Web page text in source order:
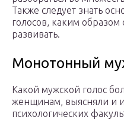
Также следует знать
голосов, каким
развивать.
Монотонный
Какой мужской голос
женщинам, выясняли и
психологических